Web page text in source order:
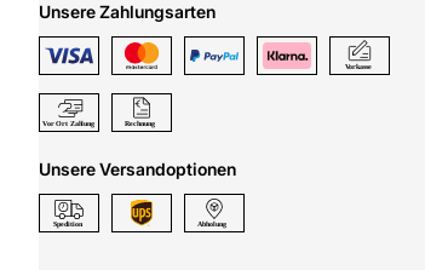
Unsere Zahlungsarten
Unsere Versandoptionen